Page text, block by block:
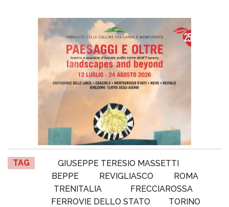
TAG
GIUSEPPE TERESIO MASSETTI
BEPPE
REVIGLIASCO
ROMA
TRENITALIA
FRECCIAROSSA
FERROVIE DELLO STATO
TORINO